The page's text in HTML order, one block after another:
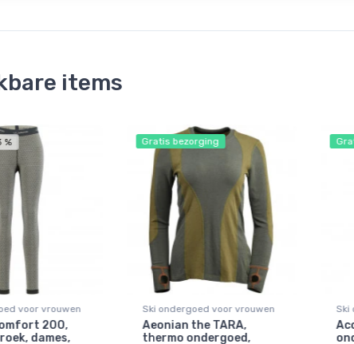
items
%
voor vrouwen
200,
dames,
Gratis bezorging
Ski ondergoed voor vrouwen
Aeonian the TARA,
thermo ondergoed,
Ski